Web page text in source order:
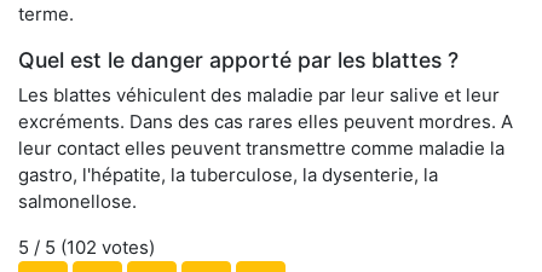
terme.
Quel est le danger apporté par les blattes ?
Les blattes véhiculent des maladie par leur salive et leur
excréments. Dans des cas rares elles peuvent mordres. A
leur contact elles peuvent transmettre comme maladie la
gastro, l'hépatite, la tuberculose, la dysenterie, la
salmonellose.
5 / 5 (102 votes)